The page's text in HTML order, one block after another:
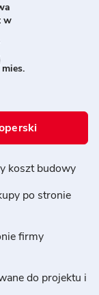
w
mies.
koszt budowy
po stronie
firmy
do projektu i